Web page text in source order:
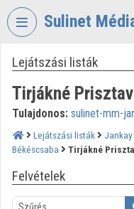
Fejléc kihagyása
Sulinet
VIDEOTORIUM
SULINET
MÉDIA
TÁR
Bejelentkezés
Lejátszási listák
Tirjákné
Tulajdonos: sulinet-mm-
Lejátszási listák
Békéscsaba
Tirjákné
Felvételek